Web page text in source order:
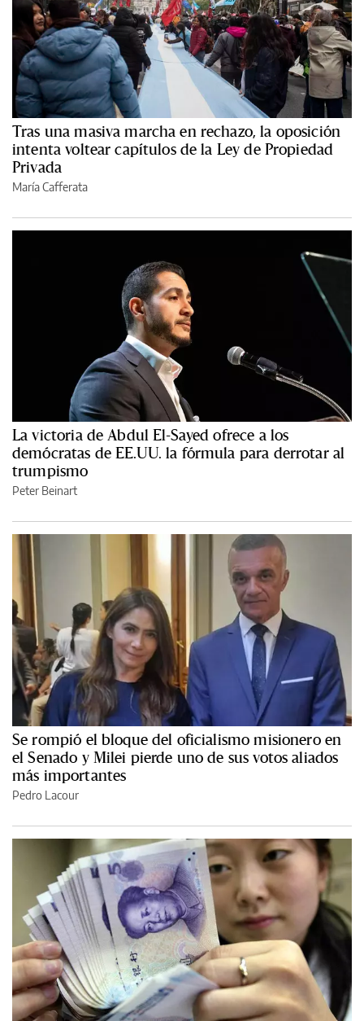
Tras una masiva marcha en rechazo, la oposición
intenta voltear capítulos de la Ley de Propiedad
Privada
María Cafferata
La victoria de Abdul El-Sayed ofrece a los
demócratas de EE.UU. la fórmula para derrotar al
trumpismo
Peter Beinart
Se rompió el bloque del oficialismo misionero en
el Senado y Milei pierde uno de sus votos aliados
más importantes
Pedro Lacour